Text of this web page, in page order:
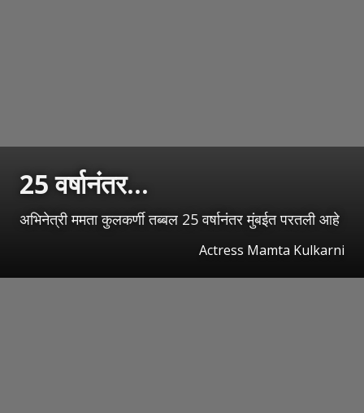
25 वर्षानंतर...
अभिनेत्री ममता कुलकर्णी तब्बल 25 वर्षानंतर मुंबईत परतली आहे
Actress Mamta Kulkarni